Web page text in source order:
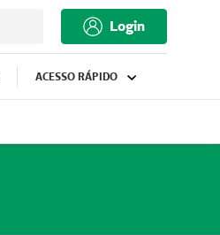
Login
ACESSO RÁPIDO